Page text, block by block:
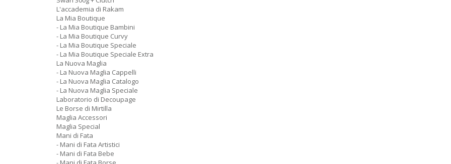
L'accademia di Rakam
La Mia Boutique
- La Mia Boutique Bambini
- La Mia Boutique Curvy
- La Mia Boutique Speciale
- La Mia Boutique Speciale Extra
La Nuova Maglia
- La Nuova Maglia Cappelli
- La Nuova Maglia Catalogo
- La Nuova Maglia Speciale
Laboratorio di Decoupage
Le Borse di Mirtilla
Maglia Accessori
Maglia Special
Mani di Fata
- Mani di Fata Artistici
- Mani di Fata Bebe